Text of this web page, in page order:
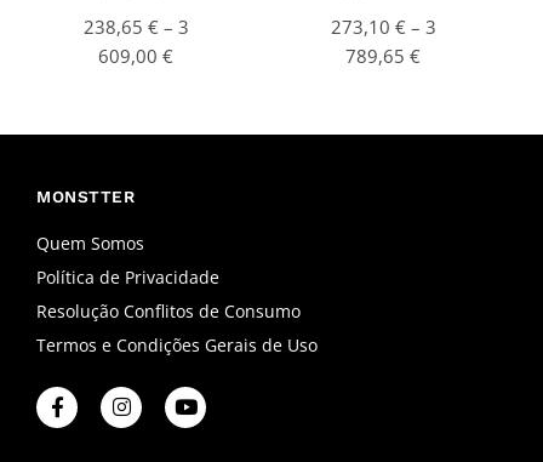
238,65 € – 3
609,00 €
273,10 € – 3
789,65 €
MONSTTER
Quem Somos
Política de Privacidade
Resolução Conflitos de Consumo
Termos e Condições Gerais de Uso
F
a
c
I
n
s
Y
o
u